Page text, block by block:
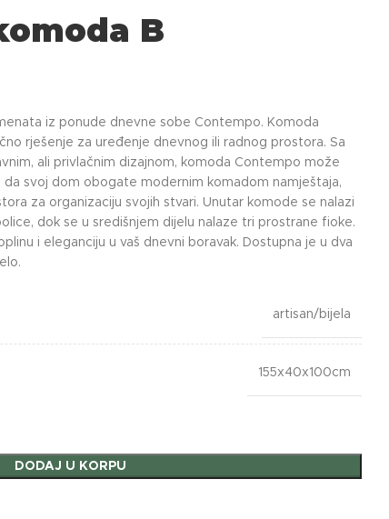
B
iz ponude dnevne sobe Contempo. Komoda
rješenje za uređenje dnevnog ili radnog prostora. Sa
ali privlačnim dizajnom, komoda Contempo može
svoj dom obogate modernim komadom namještaja,
za organizaciju svojih stvari. Unutar komode se nalazi
dok se u središnjem dijelu nalaze tri prostrane fioke.
i eleganciju u vaš dnevni boravak. Dostupna je u dva
artisan/bijela
155x40x100cm
DODAJ U KORPU